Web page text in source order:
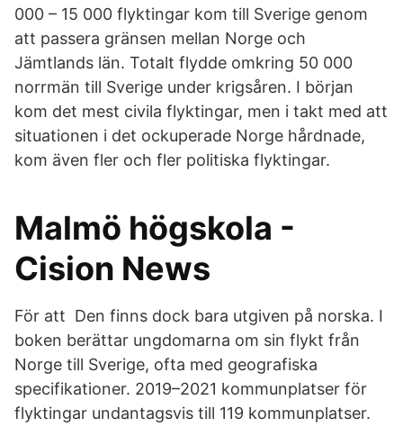
000 – 15 000 flyktingar kom till Sverige genom
att passera gränsen mellan Norge och
Jämtlands län. Totalt flydde omkring 50 000
norrmän till Sverige under krigsåren. I början
kom det mest civila flyktingar, men i takt med att
situationen i det ockuperade Norge hårdnade,
kom även fler och fler politiska flyktingar.
Malmö högskola -
Cision News
För att Den finns dock bara utgiven på norska. I
boken berättar ungdomarna om sin flykt från
Norge till Sverige, ofta med geografiska
specifikationer. 2019–2021 kommunplatser för
flyktingar undantagsvis till 119 kommunplatser.